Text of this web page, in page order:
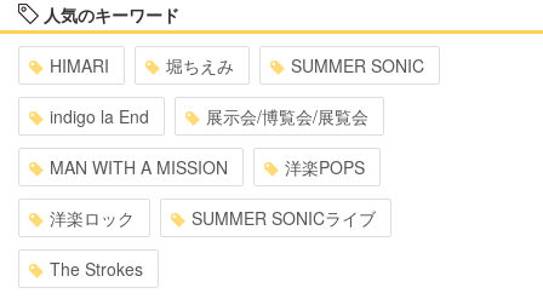
人気のキーワード
HIMARI 堀ちえみ SUMMER SONIC
indigo la End 展示会/博覧会/展覧会
MAN WITH A MISSION 洋楽POPS
洋楽ロック SUMMER SONICライブ
The Strokes